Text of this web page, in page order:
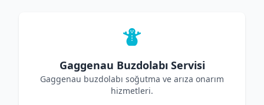
Gaggenau Buzdolabı Servisi
Gaggenau buzdolabı soğutma ve arıza onarım
hizmetleri.